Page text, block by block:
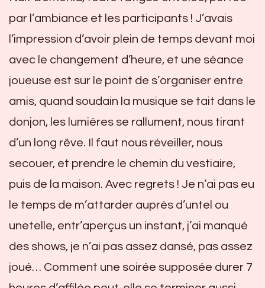
par l’ambiance et les participants ! J’avais
l’impression d’avoir plein de temps devant moi
avec le changement d’heure, et une séance
joueuse est sur le point de s’organiser entre
amis, quand soudain la musique se tait dans le
donjon, les lumières se rallument, nous tirant
d’un long rêve. Il faut nous réveiller, nous
secouer, et prendre le chemin du vestiaire,
puis de la maison. Avec regrets ! Je n’ai pas eu
le temps de m’attarder auprès d’untel ou
unetelle, entr’aperçus un instant, j’ai manqué
des shows, je n’ai pas assez dansé, pas assez
joué… Comment une soirée supposée durer 7